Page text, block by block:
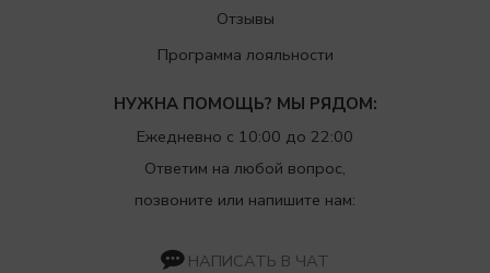
Отзывы
Программа лояльности
НУЖНА ПОМОЩЬ? МЫ РЯДОМ:
Ежедневно с 10:00 до 22:00
Ответим на любой вопрос,
позвоните или напишите нам:
НАПИСАТЬ В ЧАТ